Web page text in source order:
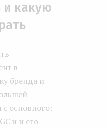
и какую
в
бренда и
основного:
и и его